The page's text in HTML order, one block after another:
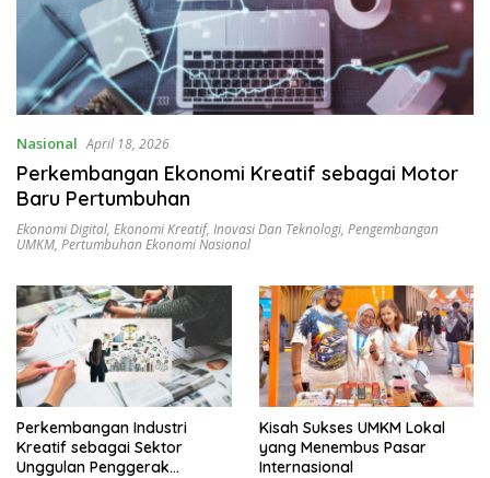
Nasional April 18, 2026
Perkembangan Ekonomi Kreatif sebagai Motor
Baru Pertumbuhan
Ekonomi Digital, Ekonomi Kreatif, Inovasi Dan Teknologi, Pengembangan
UMKM, Pertumbuhan Ekonomi Nasional
Perkembangan Industri
Kreatif sebagai Sektor
Unggulan Penggerak
Kisah Sukses UMKM Lokal
yang Menembus Pasar
Internasional